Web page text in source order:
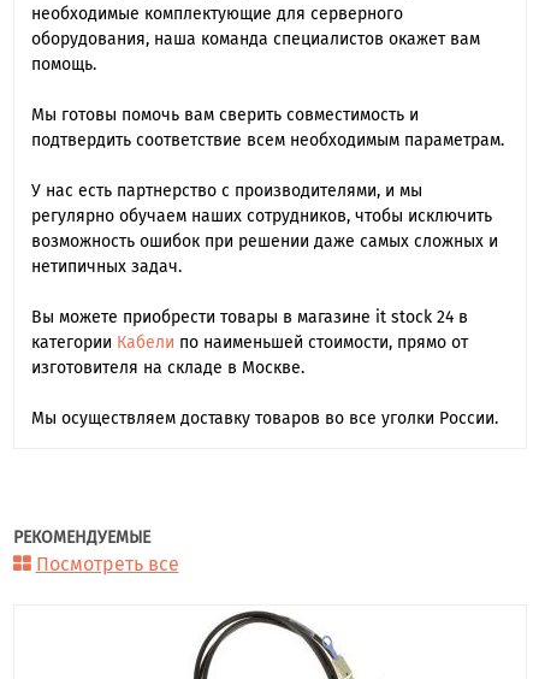
необходимые комплектующие для серверного
оборудования, наша команда специалиcтов окажет вам
помощь.
Мы готовы помочь вам сверить совместимость и
подтвердить соответствие всем необходимым параметрам.
У нас есть партнерство с производителями, и мы
регулярно обучаем наших сотрудников, чтобы исключить
возможность ошибок при решении даже самых сложных и
нетипичных задач.
Вы можете приобрести товары в магазине it stock 24 в
категории Кабели по наименьшей стоимости, прямо от
изготовителя на складе в Москве.
Мы осуществляем доставку товаров во все уголки России.
РЕКОМЕНДУЕМЫЕ
Посмотреть все